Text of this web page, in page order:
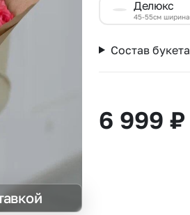
Insta букеты
Новинки
Делюкс
45-55см ширина
Состав букета
6 999 ₽